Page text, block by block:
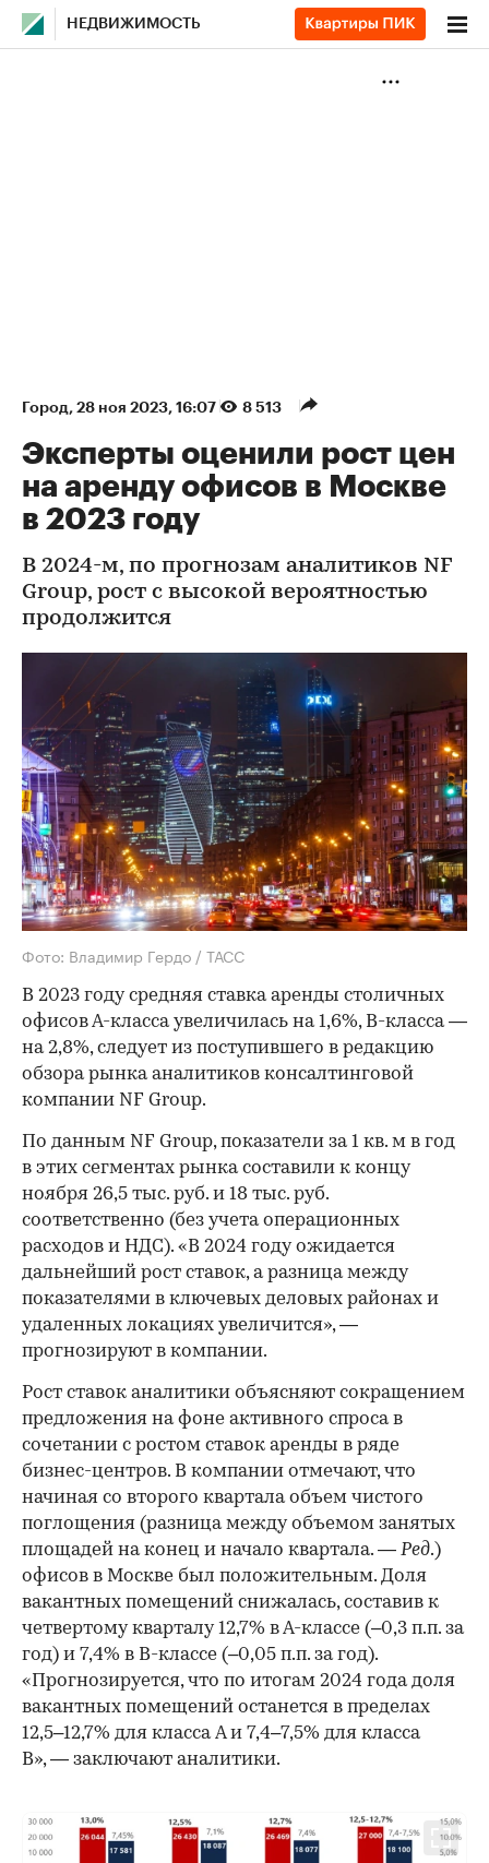
НЕДВИЖИМОСТЬ
Город⁠, 28 ноя 2023, 16:07 8 513
Эксперты оценили рост цен
на аренду офисов в Москве
в 2023 году
В 2024-м, по прогнозам аналитиков NF
Group, рост с высокой вероятностью
продолжится
Фото: Владимир Гердо / ТАСС
В 2023 году средняя ставка аренды столичных
офисов А-класса увеличилась на 1,6%, В-класса —
на 2,8%, следует из поступившего в редакцию
обзора рынка аналитиков консалтинговой
компании NF Group.
По данным NF Group, показатели за 1 кв. м в год
в этих сегментах рынка составили к концу
ноября 26,5 тыс. руб. и 18 тыс. руб.
соответственно (без учета операционных
расходов и НДС). «В 2024 году ожидается
дальнейший рост ставок, а разница между
показателями в ключевых деловых районах и
удаленных локациях увеличится», —
прогнозируют в компании.
Рост ставок аналитики объясняют сокращением
предложения на фоне активного спроса в
сочетании с ростом ставок аренды в ряде
бизнес-центров. В компании отмечают, что
начиная со второго квартала объем чистого
поглощения (разница между объемом занятых
площадей на конец и начало квартала. — Ред.)
офисов в Москве был положительным. Доля
вакантных помещений снижалась, составив к
четвертому кварталу 12,7% в А-классе (–0,3 п.п. за
год) и 7,4% в В-классе (–0,05 п.п. за год).
«Прогнозируется, что по итогам 2024 года доля
вакантных помещений останется в пределах
12,5–12,7% для класса A и 7,4–7,5% для класса
B», — заключают аналитики.